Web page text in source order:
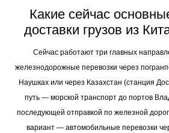
Какие сейчас
доставки грузов из
Сейчас работают три главных
железнодорожные перевозки через
Наушках или через Казахстан (станция
путь — морской транспорт до портов
последующей отправкой по железной
вариант — автомобильные перевозки